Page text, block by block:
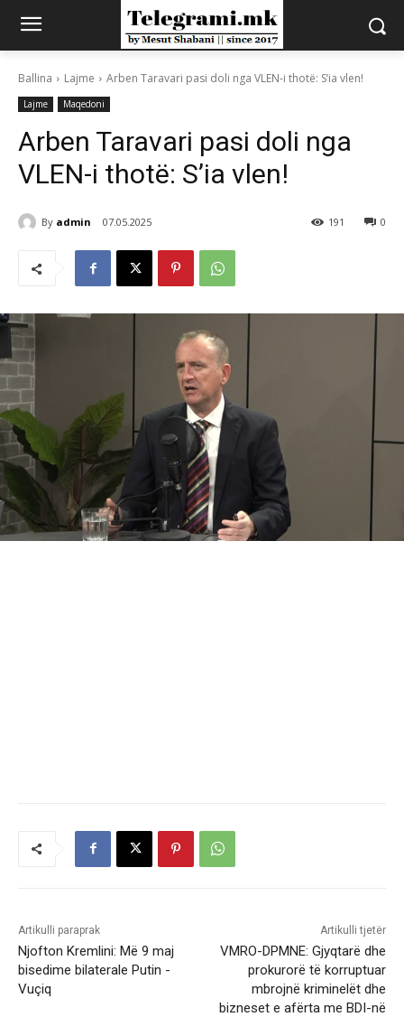
Ballina Lajme Arben Taravari pasi doli nga VLEN-i thotë: S’ia vlen!
Lajme Maqedoni
Arben Taravari pasi doli nga
VLEN-i thotë: S’ia vlen!
By admin 07.05.2025 0
191
Artikulli paraprak
Njofton Kremlini: Më 9 maj
bisedime bilaterale Putin -
Vuçiq
Artikulli tjetër
VMRO-DPMNE: Gjyqtarë dhe
prokurorë të korruptuar
mbrojnë kriminelët dhe
bizneset e afërta me BDI-në